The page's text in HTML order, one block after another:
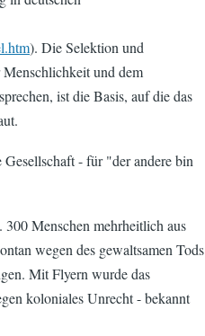
). Die Selektion und
und dem
ist die Basis, auf die das
- für "der andere bin
Menschen mehrheitlich aus
wegen des gewaltsamen Tods
Mit Flyern wurde das
koloniales Unrecht - bekannt